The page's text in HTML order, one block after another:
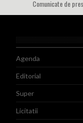
Comunicate de
Agenda
Editorial
Super
Licitatii